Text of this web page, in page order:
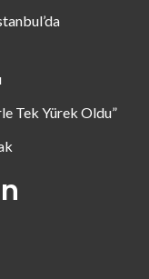
Tek Yürek Oldu”